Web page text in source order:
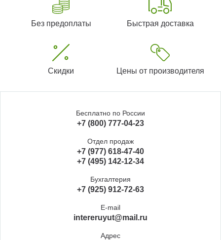
Без предоплаты Быстрая доставка
Скидки Цены от производителя
Бесплатно по России
+7 (800) 777-04-23
Отдел продаж
+7 (977) 618-47-40
+7 (495) 142-12-34
Бухгалтерия
+7 (925) 912-72-63
E-mail
intereruyut@mail.ru
Адрес